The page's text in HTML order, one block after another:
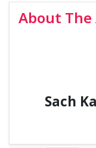
About
Sach